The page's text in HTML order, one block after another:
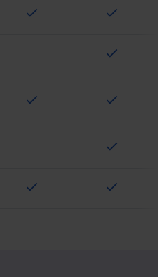
check check
check
check check
check
check check